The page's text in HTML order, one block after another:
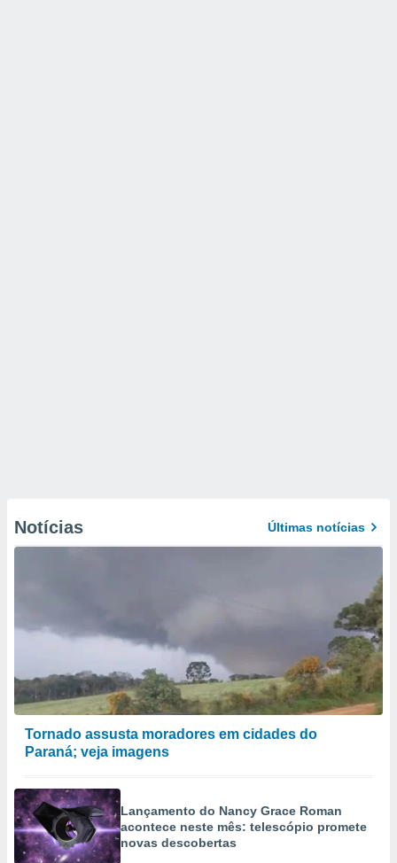
Notícias Últimas notícias
Tornado assusta moradores em cidades do
Paraná; veja imagens
Lançamento do Nancy Grace Roman
acontece neste mês: telescópio promete
novas descobertas